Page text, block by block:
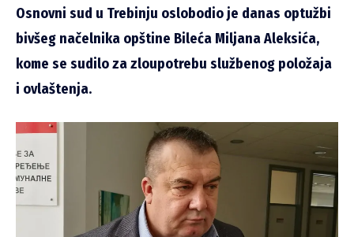
Osnovni sud u Trebinju oslobodio je danas optužbi
bivšeg načelnika opštine Bileća Miljana Aleksića,
kome se sudilo za zloupotrebu službenog položaja
i ovlaštenja.